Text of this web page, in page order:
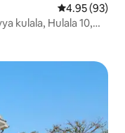
Ukadiriaji wa
4.95 (93)
kulala, Hulala 10,